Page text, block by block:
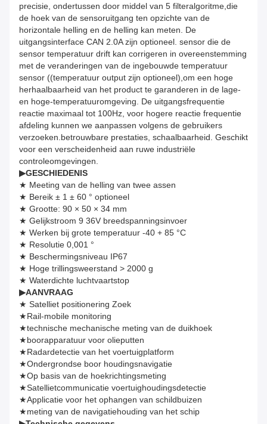
precisie, ondertussen door middel van 5 filteralgoritme,die
de hoek van de sensoruitgang ten opzichte van de
horizontale helling en de helling kan meten. De
uitgangsinterface CAN 2.0A zijn optioneel. sensor die de
sensor temperatuur drift kan corrigeren in overeenstemming
met de veranderingen van de ingebouwde temperatuur
sensor ((temperatuur output zijn optioneel),om een hoge
herhaalbaarheid van het product te garanderen in de lage-
en hoge-temperatuuromgeving. De uitgangsfrequentie
reactie maximaal tot 100Hz, voor hogere reactie frequentie
afdeling kunnen we aanpassen volgens de gebruikers
verzoeken.betrouwbare prestaties, schaalbaarheid. Geschikt
voor een verscheidenheid aan ruwe industriële
controleomgevingen.
▶GESCHIEDENIS
★ Meeting van de helling van twee assen
★ Bereik ± 1 ± 60 ° optioneel
★ Grootte: 90 × 50 × 34 mm
★ Gelijkstroom 9 36V breedspanningsinvoer
★ Werken bij grote temperatuur -40 + 85 °C
★ Resolutie 0,001 °
★ Beschermingsniveau IP67
★ Hoge trillingsweerstand > 2000 g
★ Waterdichte luchtvaartstop
▶AANVRAAG
★ Satelliet positionering Zoek
★Rail-mobile monitoring
★technische mechanische meting van de duikhoek
★boorapparatuur voor olieputten
★Radardetectie van het voertuigplatform
★Ondergrondse boor houdingsnavigatie
★Op basis van de hoekrichtingsmeting
★Satellietcommunicatie voertuighoudingsdetectie
★Applicatie voor het ophangen van schildbuizen
★meting van de navigatiehouding van het schip